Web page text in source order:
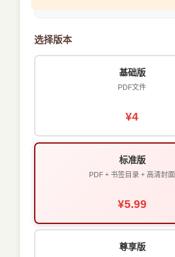
选择版本
基础版
PDF文件
¥4
标准版
PDF + 书签目录 + 高清封面
¥5.99
尊享版